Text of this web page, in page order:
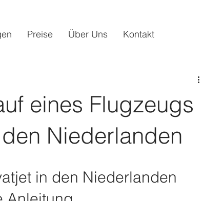
Preise Über Uns Kontakt
eines Flugzeugs
Niederlanden
in den Niederlanden